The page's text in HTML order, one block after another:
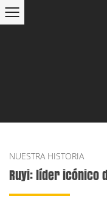
NUESTRA HISTORIA
Ruyi: líder icónico